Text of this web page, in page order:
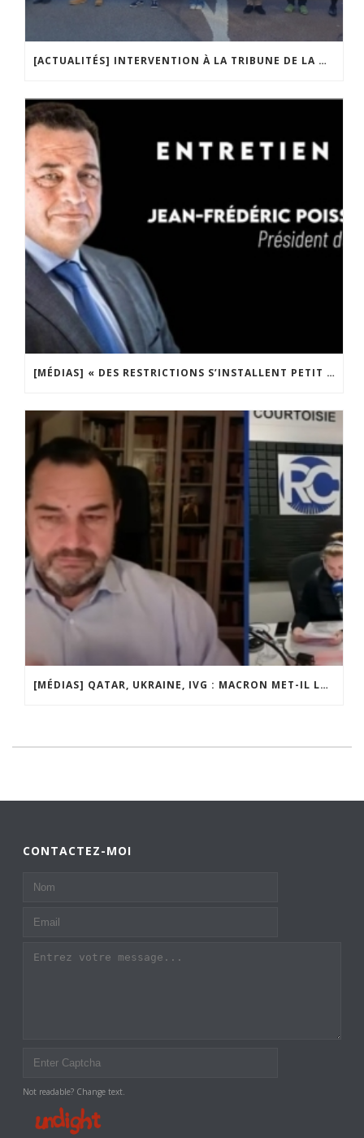
[ACTUALITÉS] INTERVENTION À LA TRIBUNE DE LA MOBILISATION CONTRE LA CONSTITUTIONNALISATION DE L’IVG
[MÉDIAS] « DES RESTRICTIONS S’INSTALLENT PETIT À PETIT DANS NOTRE PAYS » ENTRETIEN AVEC BOULEVARD VOLTAIRE
[MÉDIAS] QATAR, UKRAINE, IVG : MACRON MET-IL LA FRANCE EN DANGER ? JF POISSON INVITÉ DE LIGNE DROITE SUR RADIO COURTOISIE
CONTACTEZ-MOI
Not readable? Change text.